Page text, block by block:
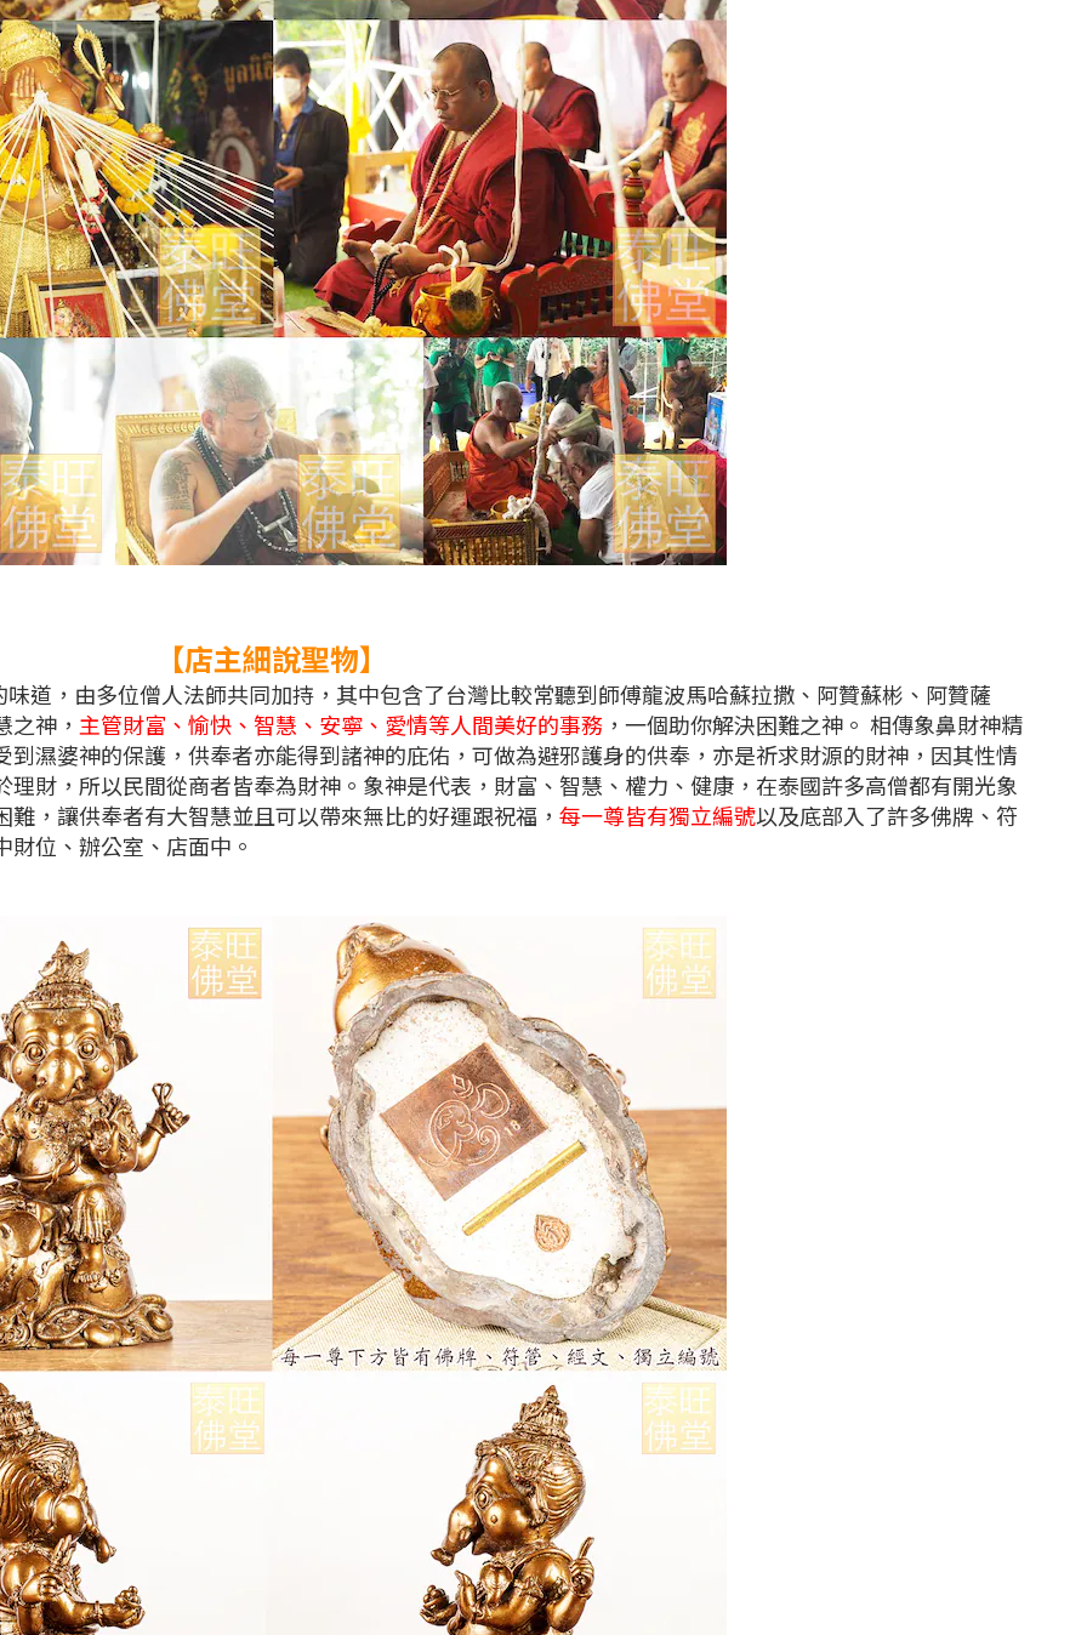
【店主細說聖物】
，由多位僧人法師共同加持，其中包含了台灣比較常聽到師傅龍波馬哈蘇拉撒、阿贊蘇彬、阿贊薩
之神， 主管財富、愉快、智慧、安寧、愛情等人間美好的事務 ，一個助你解決困難之神。 相傳象鼻財神精
濕婆神的保護，供奉者亦能得到諸神的庇佑，可做為避邪護身的供奉，亦是祈求財源的財神，因其性情
財，所以民間從商者皆奉為財神。 象神是代表，財富、智慧、權力、健康，在泰國許多高僧都有開光象
，讓供奉者有大智慧並且可以帶來無比的好運跟祝福， 每一尊皆有獨立編號以及底部入了許多佛牌、符
位、辦公室、店面中。